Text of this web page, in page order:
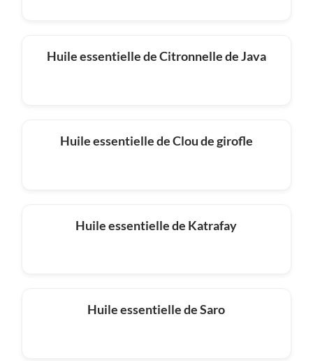
Huile essentielle de Citronnelle de Java
Huile essentielle de Clou de girofle
Huile essentielle de Katrafay
Huile essentielle de Saro